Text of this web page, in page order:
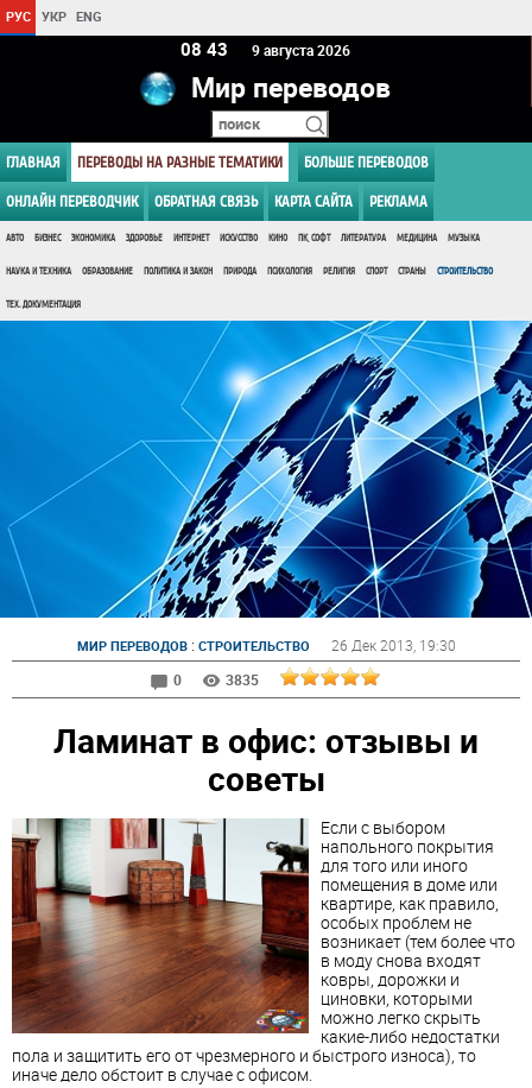
РУС УКР ENG
08:43 9 августа 2026
Мир переводов
ГЛАВНАЯ ПЕРЕВОДЫ НА РАЗНЫЕ ТЕМАТИКИ БОЛЬШЕ ПЕРЕВОДОВ
ОНЛАЙН ПЕРЕВОДЧИК ОБРАТНАЯ СВЯЗЬ КАРТА САЙТА РЕКЛАМА
АВТО БИЗНЕС ЭКОНОМИКА ЗДОРОВЬЕ ИНТЕРНЕТ ИСКУССТВО КИНО ПК, СОФТ ЛИТЕРАТУРА МЕДИЦИНА МУЗЫКА
НАУКА И ТЕХНИКА ОБРАЗОВАНИЕ ПОЛИТИКА И ЗАКОН ПРИРОДА ПСИХОЛОГИЯ РЕЛИГИЯ СПОРТ СТРАНЫ СТРОИТЕЛЬСТВО
ТЕХ. ДОКУМЕНТАЦИЯ
МИР ПЕРЕВОДОВ: СТРОИТЕЛЬСТВО 26 Дек 2013 , 19:30
0
3835
Ламинат в офис: отзывы и
советы
Если с выбором
напольного покрытия
для того или иного
помещения в доме или
квартире, как правило,
особых проблем не
возникает (тем более что
в моду снова входят
ковры, дорожки и
циновки, которыми
можно легко скрыть
какие-либо недостатки
пола и защитить его от чрезмерного и быстрого износа), то
иначе дело обстоит в случае с офисом.